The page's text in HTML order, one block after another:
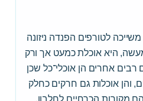
לטורפים הפנדה ניזונה
היא אוכלת כמעט אך ורק
רבים אחרים הן אוכלי־כל שכן
והן אוכלות גם חרקים כחלק
מקורות הכרחיים לחלבון.